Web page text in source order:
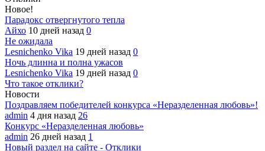
Новое!
Парадокс отвергнутого тепла
Айхо 10 дней назад 0
Не ожидала
Lesnichenko Vika 19 дней назад 0
Ночь длинна и полна ужасов
Lesnichenko Vika 19 дней назад 0
Что такое отклики?
Новости
Поздравляем победителей конкурса «Неразделенная любовь»!
admin 4 дня назад 26
Конкурс «Неразделенная любовь»
admin 26 дней назад 1
Новый раздел на сайте - Отклики